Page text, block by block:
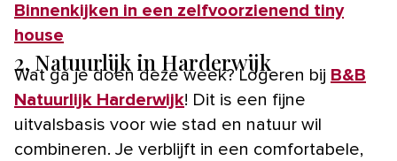
Binnenkijken in een zelfvoorzienend tiny
house
2. Natuurlijk in Harderwijk
Wat ga je doen deze week? Logeren bij B&B
Natuurlijk Harderwijk! Dit is een fijne
uitvalsbasis voor wie stad en natuur wil
combineren. Je verblijft in een comfortabele,